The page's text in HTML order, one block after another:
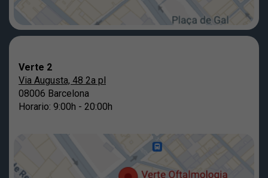
Verte 2
Via Augusta, 48 2a pl
08006 Barcelona
Horario: 9:00h - 20:00h